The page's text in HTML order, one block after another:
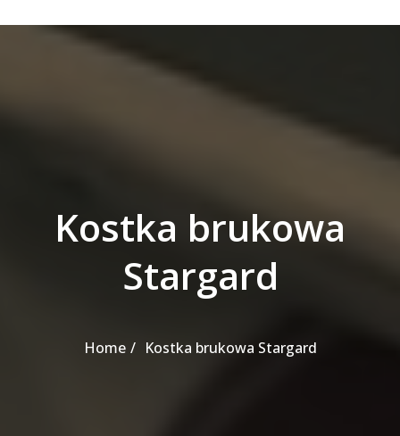
Kostka brukowa
Stargard
Home Kostka brukowa Stargard